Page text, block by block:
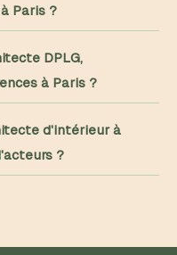
Paris ?
DPLG,
à Paris ?
d'intérieur à
?